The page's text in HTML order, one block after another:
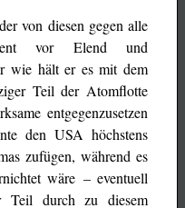
von diesen gegen alle
vor Elend und
wie hält er es mit dem
Teil der Atomflotte
entgegenzusetzen
den USA höchstens
zufügen, während es
wäre – eventuell
Teil durch zu diesem